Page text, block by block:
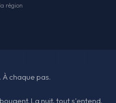
région
À chaque pas.
La nuit, tout s'entend.